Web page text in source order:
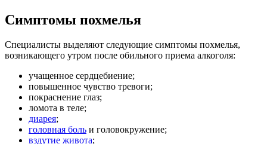
Симптомы похмелья
Специалисты выделяют следующие симптомы похмелья,
возникающего утром после обильного приема алкоголя:
учащенное сердцебиение;
повышенное чувство тревоги;
покраснение глаз;
ломота в теле;
диарея;
головная боль и головокружение;
вздутие живота;